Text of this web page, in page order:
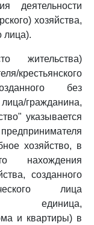
деятельности
хозяйства,
лица).
жительства)
крестьянского
без
гражданина,
указывается
хозяйство, в
нахождения
созданного
лица
единица,
и квартиры) в